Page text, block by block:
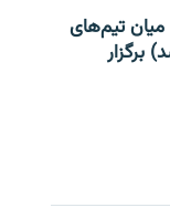
تیم‌های
و ایرلند، روز جمعه (۱۶ اسد) برگزار